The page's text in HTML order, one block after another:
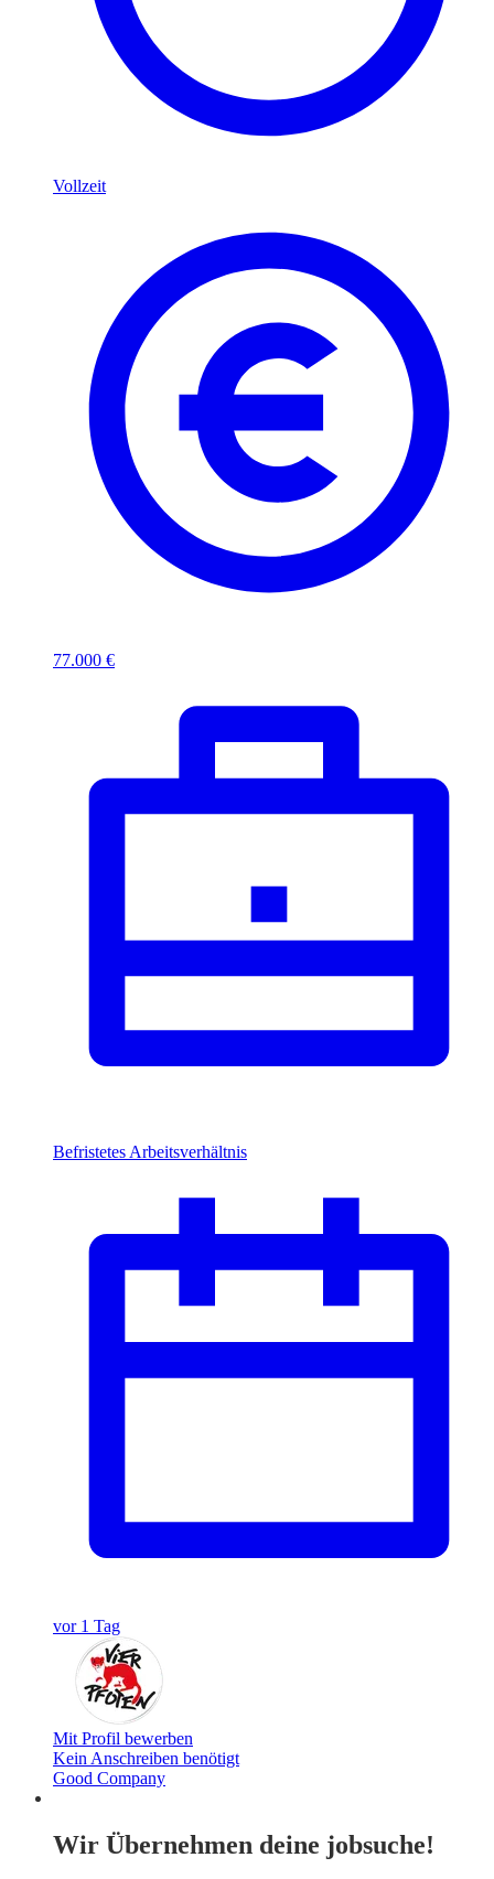
Vollzeit
77.000 €
Befristetes Arbeitsverhältnis
vor 1 Tag
Mit Profil bewerben
Kein Anschreiben benötigt
Good Company
Wir Übernehmen deine jobsuche!